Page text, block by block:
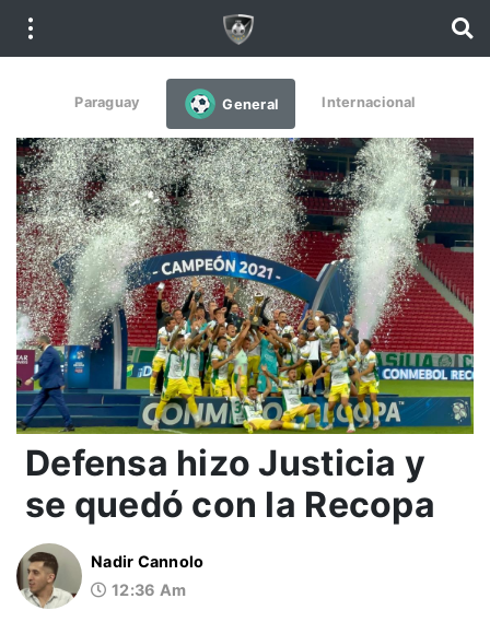
Paraguay General Internacional
Defensa hizo Justicia y
se quedó con la Recopa
Nadir Cannolo
12:36 Am